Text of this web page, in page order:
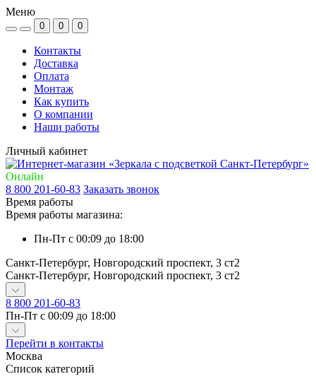
Меню
0 0 0
Контакты
Доставка
Оплата
Монтаж
Как купить
О компании
Наши работы
Личный кабинет
Онлайн
8 800 201-60-83 Заказать звонок
Время работы
Время работы магазина:
Пн-Пт с 00:09 до 18:00
Санкт-Петербург, Новгородский проспект, 3 ст2
Санкт-Петербург, Новгородский проспект, 3 ст2
8 800 201-60-83
Пн-Пт с 00:09 до 18:00
Перейти в контакты
Москва
Список категорий